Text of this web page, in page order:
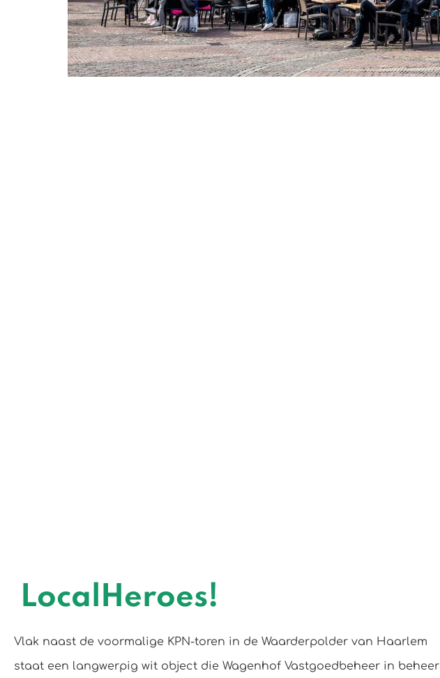
LocalHeroes!
Vlak naast de voormalige KPN-toren in de Waarderpolder van Haarlem
staat een langwerpig wit object die Wagenhof Vastgoedbeheer in beheer